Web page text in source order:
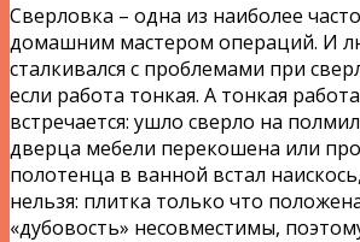
Сверловка – одна из наиболее
домашним мастером операций. И
сталкивался с проблемами при
если работа тонкая. А тонкая
встречается: ушло сверло на
дверца мебели перекошена или
полотенца в ванной встал
нельзя: плитка только что
«дубовость» несовместимы,